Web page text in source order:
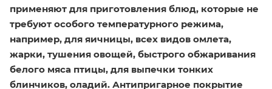
применяют для приготовления блюд, которые не
требуют особого температурного режима,
например, для яичницы, всех видов омлета,
жарки, тушения овощей, быстрого обжаривания
белого мяса птицы, для выпечки тонких
блинчиков, оладий. Антипригарное покрытие